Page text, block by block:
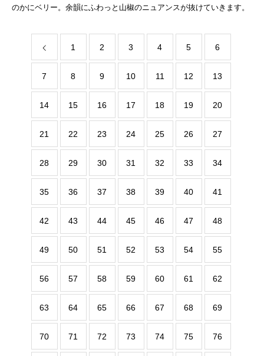
のかにベリー。余韻にふわっと山椒のニュアンスが抜けていきます。
1 2 3 4 5 6
7 8 9 10 11 12 13
14 15 16 17 18 19 20
21 22 23 24 25 26 27
28 29 30 31 32 33 34
35 36 37 38 39 40 41
42 43 44 45 46 47 48
49 50 51 52 53 54 55
56 57 58 59 60 61 62
63 64 65 66 67 68 69
70 71 72 73 74 75 76